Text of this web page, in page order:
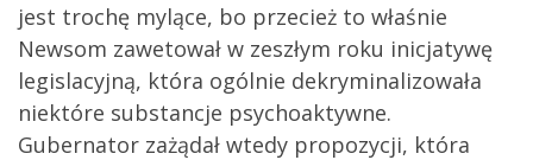
jest trochę mylące, bo przecież to właśnie
Newsom zawetował w zeszłym roku inicjatywę
legislacyjną, która ogólnie dekryminalizowała
niektóre substancje psychoaktywne.
Gubernator zażądał wtedy propozycji, która